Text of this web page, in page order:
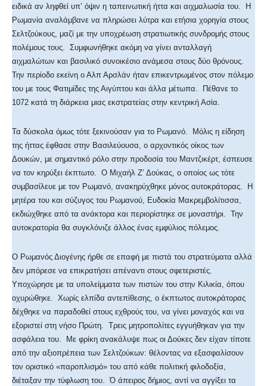
ειδικά αν ληφθεί υπ’ όψιν η ταπεινωτική ήττα και αιχμαλωσία του. Η
Ρωμανία αναλάμβανε να πληρώσει λύτρα και ετήσια χορηγία στους
Σελτζούκους, μαζί με την υποχρέωση στρατιωτικής συνδρομής στους
πολέμους τους. Συμφωνήθηκε ακόμη να γίνει ανταλλαγή
αιχμαλώτων και βασιλικό συνοικέσιο ανάμεσα στους δύο θρόνους.
Την περίοδο εκείνη ο Αλπ Αρσλάν ήταν επικεντρωμένος στον πόλεμο
του με τους Φατιμίδες της Αιγύπτου και άλλα μέτωπα. Πέθανε το
1072 κατά τη διάρκεια μιας εκστρατείας στην κεντρική Ασία.
Τα δύσκολα όμως τότε ξεκινούσαν για το Ρωμανό. Μόλις η είδηση
της ήττας έφθασε στην Βασιλεύουσα, ο αρχοντικός οίκος των
Δουκών, με σημαντικό ρόλο στην προδοσία του Μαντζικέρτ, έσπευσε
να τον κηρύξει έκπτωτο. Ο Μιχαήλ Ζ’ Δούκας, ο οποίος ως τότε
συμβασίλευε με τον Ρωμανό, ανακηρύχθηκε μόνος αυτοκράτορας. Η
μητέρα του και σύζυγος του Ρωμανού, Ευδοκία Μακρεμβολίτισσα,
εκδιώχθηκε από τα ανάκτορα και περιορίστηκε σε μοναστήρι. Την
αυτοκρατορία θα συγκλόνιζε άλλος ένας εμφύλιος πόλεμος.
Ο Ρωμανός Διογένης ήρθε σε επαφή με πιστά του στρατεύματα αλλά
δεν μπόρεσε να επικρατήσει απέναντι στους σφετεριστές.
Υποχώρησε με τα υπολείμματα των πιστών του στην Κιλικία, όπου
οχυρώθηκε. Χωρίς ελπίδα αντεπίθεσης, ο έκπτωτος αυτοκράτορας
δέχθηκε να παραδοθεί στους εχθρούς του, να γίνει μοναχός και να
εξοριστεί στη νήσο Πρώτη. Τρεις μητροπολίτες εγγυήθηκαν για την
ασφάλεια του. Με φρίκη ανακάλυψε πως οι Δούκες δεν είχαν τίποτε
από την αξιοπρέπεια των Σελτζούκων: θέλοντας να εξασφαλίσουν
τον οριστικό «παροπλισμό» του από κάθε πολιτική φιλοδοξία,
διέταξαν την τύφλωση του. Ό άπειρος δήμιος, αντί να αγγίξει τα